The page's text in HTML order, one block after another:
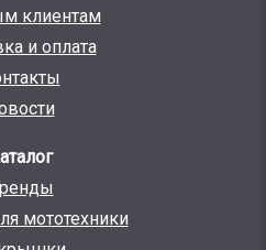
клиентам
и оплата
мототехники